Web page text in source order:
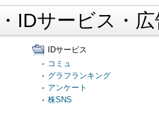
IDサービス・
IDサービス
コミュ
グラフランキング
アンケート
株SNS